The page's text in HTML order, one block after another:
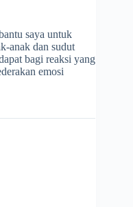
saya untuk
anak dan sudut
bagi reaksi yang
emosi